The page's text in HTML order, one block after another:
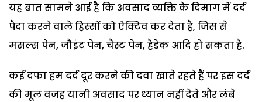
यह बात सामने आई है कि अवसाद व्यक्ति के दिमाग में दर्द
पैदा करने वाले हिस्सों को ऐक्टिव कर देता है, जिस से
मसल्स पेन, जौइंट पेन, चैस्ट पेन, हैडेक आदि हो सकता है.
कई दफा हम दर्द दूर करने की दवा खाते रहते हैं पर इस दर्द
की मूल वजह यानी अवसाद पर ध्यान नहीं देते और लंबे